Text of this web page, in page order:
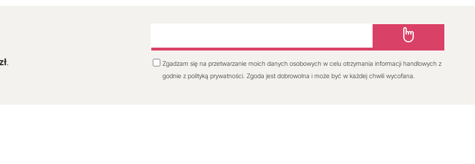
.
Zgadzam się na przetwarzanie moich danych osobowych w celu otrzymania informacji handlowych z
godnie z polityką prywatności. Zgoda jest dobrowolna i może być w każdej chwili wycofana.